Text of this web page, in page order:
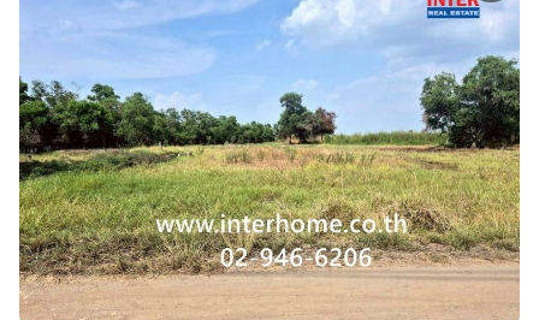
ตลาดสดสุวินทวงศ์พลาซ่า
โรงเรียนเตรียมอุดมศึกษาสุวินทวงศ์
โรงเรียนบดินทรเดชา (สิงห์ สิงหเสนี) 4
วัดใหญ่กระทุ่มล้ม
สำนักงานขนส่งกรุงเทพมหานครพื้นที่ 4
สนามกอล์ฟ ฟีนิกซ์ โกลด์ กอล์ฟ แบงค็อก
การเดินทาง :
เข้า-ออกได้ทั้ง ซอยสุวินทวงศ์ 102 และ ซอยสุวินทวงศ์ 98
ใกล้ถนนสุวินทวงศ์ ~ 1.5 กม.
ใกล้ถนนฉลองกรุง